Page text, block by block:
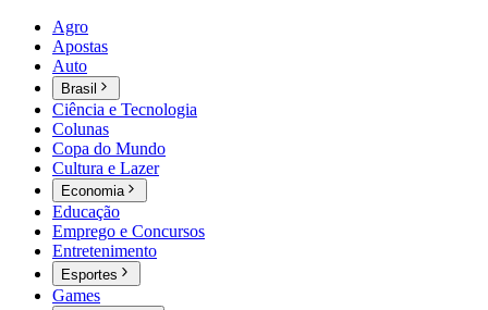
Agro
Apostas
Auto
Brasil
Ciência e Tecnologia
Colunas
Copa do Mundo
Cultura e Lazer
Economia
Educação
Emprego e Concursos
Entretenimento
Esportes
Games